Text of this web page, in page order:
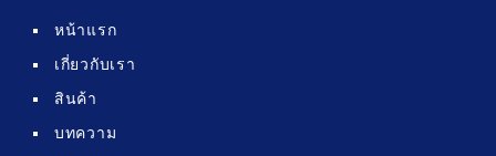
หน้าแรก
เกี่ยวกับเรา
สินค้า
บทความ